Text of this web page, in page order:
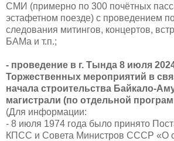
СМИ (примерно по 300 почётных
эстафетном поезде) с проведением
следования митингов, концертов,
БАМа и т.п.;
- проведение в г. Тында 8 июля
Торжественных мероприятий в
начала строительства Байкало-
магистрали (по отдельной
(Для информации:
- 8 июля 1974 года было принято
КПСС и Совета Министров СССР «О